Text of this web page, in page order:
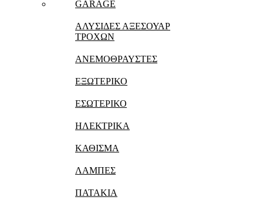
GARAGE
ΑΛΥΣΙΔΕΣ ΑΞΕΣΟΥΑΡ
ΤΡΟΧΩΝ
ΑΝΕΜΟΘΡΑΥΣΤΕΣ
ΕΞΩΤΕΡΙΚΟ
ΕΣΩΤΕΡΙΚΟ
ΗΛΕΚΤΡΙΚΑ
ΚΑΘΙΣΜΑ
ΛΑΜΠΕΣ
ΠΑΤΑΚΙΑ